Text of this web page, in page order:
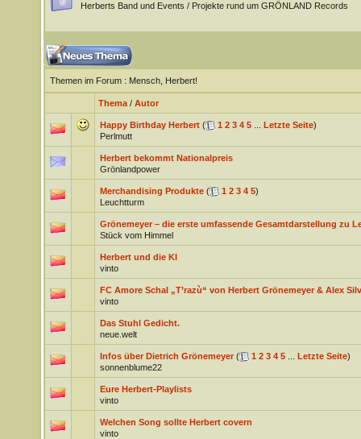
Herberts Band und Events / Projekte rund um GRÖNLAND Records
Themen im Forum: Mensch, Herbert!
Thema/ Autor
Happy Birthday Herbert ( 1 2 3 4 5... Letzte Seite)
Perlmutt
Herbert bekommt Nationalpreis
Grönlandpower
Merchandising Produkte ( 1 2 3 4 5)
Leuchtturm
Grönemeyer – die erste umfassende Gesamtdarstellung zu
Stück vom Himmel
Herbert und die KI
vinto
FC Amore Schal „T’razù“ von Herbert Grönemeyer & Alex
vinto
Das Stuhl Gedicht.
neue.welt
Infos über Dietrich Grönemeyer ( 1 2 3 4 5... Letzte Seite)
sonnenblume22
Eure Herbert-Playlists
vinto
Welchen Song sollte Herbert covern
vinto